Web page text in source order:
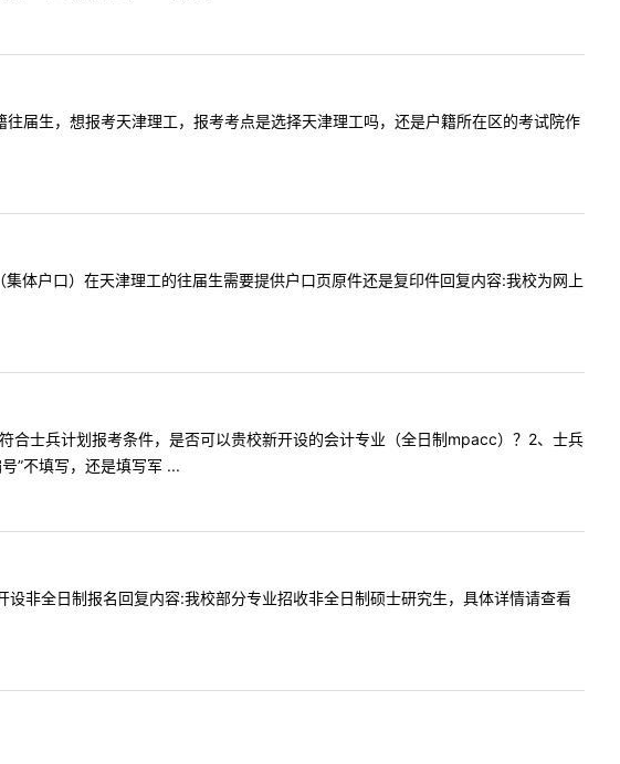
生，想报考天津理工，报考考点是选择天津理工吗，还是户籍所在区的考试院作
户口）在天津理工的往届生需要提供户口页原件还是复印件回复内容:我校为网上
士兵计划报考条件，是否可以贵校新开设的会计专业（全日制mpacc）？2、士兵
”不填写，还是填写军 ...
非全日制报名回复内容:我校部分专业招收非全日制硕士研究生，具体详情请查看